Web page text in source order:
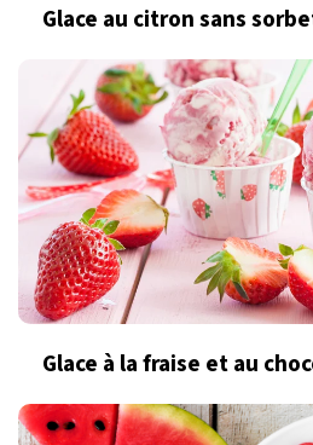
Glace au citron sans
Glace à la fraise et au